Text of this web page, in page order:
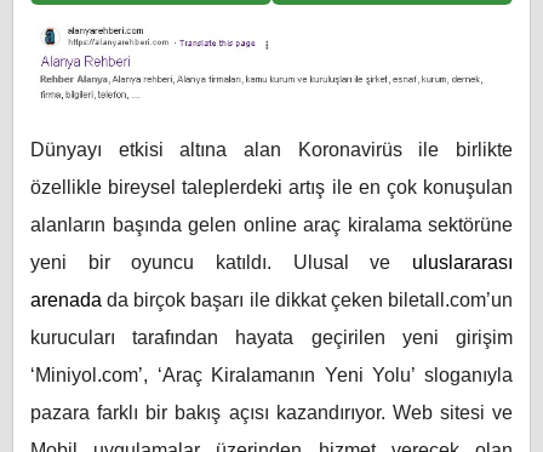
Dünyayı etkisi altına alan Koronavirüs ile birlikte
özellikle bireysel taleplerdeki artış ile en çok konuşulan
alanların başında gelen online araç kiralama sektörüne
yeni bir oyuncu katıldı. Ulusal ve uluslararası
arenadada birçok başarı ile dikkat çeken biletall.com’un
kurucuları tarafından hayata geçirilen yeni girişim
‘Miniyol.com’, ‘Araç Kiralamanın Yeni Yolu’ sloganıyla
pazara farklı bir bakış açısı kazandırıyor. Web sitesi ve